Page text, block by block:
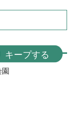
キープする